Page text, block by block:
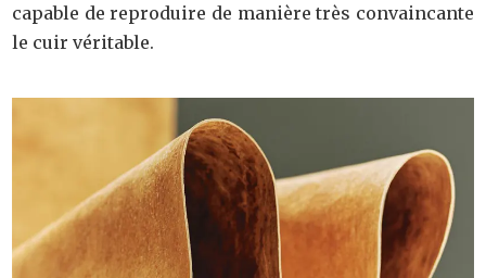
capable de reproduire de manière très convaincante
le cuir véritable.